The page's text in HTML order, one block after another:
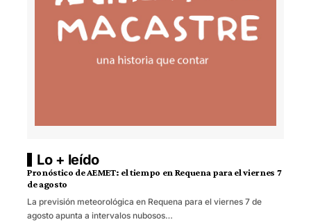
Lo + leído
Pronóstico de AEMET: el tiempo en Requena para el viernes 7
de agosto
La previsión meteorológica en Requena para el viernes 7 de
agosto apunta a intervalos nubosos…